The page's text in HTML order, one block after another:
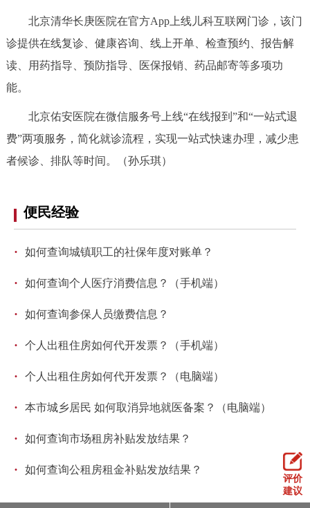
便民服务 利企服务 投资项目
中介服务 阳光政务
政民互动
参与调查 在线访谈
走进北京
绿色北京 图说北京
多语种
ENGLISH 한국어
ESPAÑOL العربية
ITALIANO
北京清华长庚医院在官方App上线儿科互联网门诊，该门
诊提供在线复诊、健康咨询、线上开单、检查预约、报告解
读、用药指导、预防指导、医保报销、药品邮寄等多项功
能。
北京佑安医院在微信服务号上线“在线报到”和“一站式退
费”两项服务，简化就诊流程，实现一站式快速办理，减少患
者候诊、排队等时间。（孙乐琪）
便民经验
· 如何查询城镇职工的社保年度对账单？
· 如何查询个人医疗消费信息？（手机端）
· 如何查询参保人员缴费信息？
· 个人出租住房如何代开发票？（手机端）
· 个人出租住房如何代开发票？（电脑端）
· 本市城乡居民 如何取消异地就医备案？（电脑端）
· 如何查询市场租房补贴发放结果？
· 如何查询公租房租金补贴发放结果？
评价
建议